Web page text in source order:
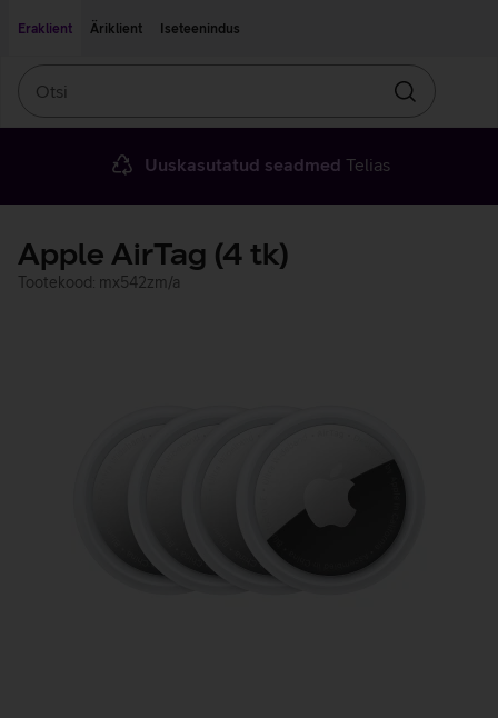
Eraklient
Äriklient Iseteenindus
Otsin
Uuskasutatud seadmed Telias
Apple AirTag (4 tk)
Tootekood: mx542zm/a